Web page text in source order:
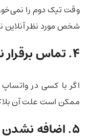
وقت تیک دوم را
شخص مورد نظر
۴. تماس
اگر با کسی در
ممکن است علت آن
۵. اضافه نشدن